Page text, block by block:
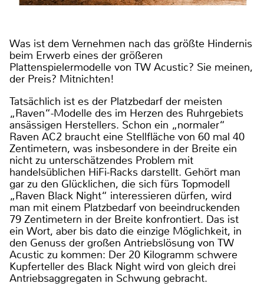
Was ist dem Vernehmen nach das größte Hindernis
beim Erwerb eines der größeren
Plattenspielermodelle von TW Acustic? Sie meinen,
der Preis? Mitnichten!
Tatsächlich ist es der Platzbedarf der meisten
„Raven“-Modelle des im Herzen des Ruhrgebiets
ansässigen Herstellers. Schon ein „normaler“
Raven AC2 braucht eine Stellfläche von 60 mal 40
Zentimetern, was insbesondere in der Breite ein
nicht zu unterschätzendes Problem mit
handelsüblichen HiFi-Racks darstellt. Gehört man
gar zu den Glücklichen, die sich fürs Topmodell
„Raven Black Night“ interessieren dürfen, wird
man mit einem Platzbedarf von beeindruckenden
79 Zentimetern in der Breite konfrontiert. Das ist
ein Wort, aber bis dato die einzige Möglichkeit, in
den Genuss der großen Antriebslösung von TW
Acustic zu kommen: Der 20 Kilogramm schwere
Kupferteller des Black Night wird von gleich drei
Antriebsaggregaten in Schwung gebracht.